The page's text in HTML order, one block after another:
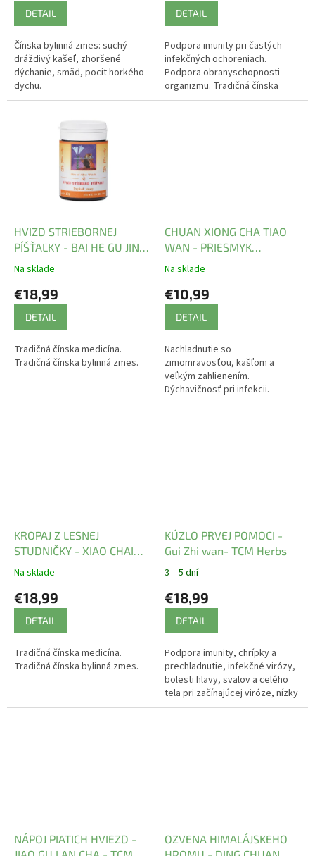
DETAIL
Čínska bylinná zmes: suchý
dráždivý kašeľ, zhoršené
dýchanie, smäd, pocit horkého
dychu.
DETAIL
Podpora imunity pri častých
infekčných ochoreniach.
Podpora obranyschopnosti
organizmu. Tradičná čínska
medicína.
HVIZD STRIEBORNEJ
PÍŠŤAĽKY - BAI HE GU JIN
WAN - TCM Herbs
Na sklade
€18,99
DETAIL
Tradičná čínska medicína.
Tradičná čínska bylinná zmes.
CHUAN XIONG CHA TIAO
WAN - PRIESMYK
VETERNEJ HORY
Na sklade
€10,99
DETAIL
Nachladnutie so
zimomravosťou, kašľom a
veľkým zahlienením.
Dýchavičnosť pri infekcii.
KROPAJ Z LESNEJ
STUDNIČKY - XIAO CHAI
HU WAN - TCM Herbs
Na sklade
€18,99
DETAIL
Tradičná čínska medicína.
Tradičná čínska bylinná zmes.
KÚZLO PRVEJ POMOCI -
Gui Zhi wan- TCM Herbs
3 – 5 dní
€18,99
DETAIL
Podpora imunity, chrípky a
prechladnutie, infekčné virózy,
bolesti hlavy, svalov a celého
tela pri začínajúcej viróze, nízky
krvný tlak, potravinové alergie.
NÁPOJ PIATICH HVIEZD -
OZVENA HIMALÁJSKEHO